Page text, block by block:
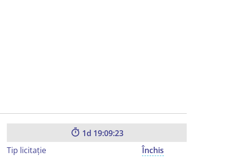
1
19:09:22
Tip licitație
Închis